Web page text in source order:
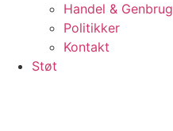
Handel & Genbrug
Politikker
Kontakt
Støt